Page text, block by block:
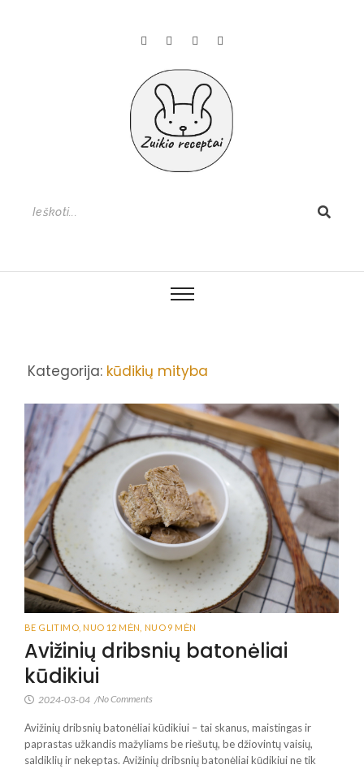
Kategorija: kūdikių mityba
BE GLITIMO NUO 12 MĖN NUO 9 MĖN
Avižinių dribsnių batonėliai
kūdikiui
2024-03-04 /No Comments
Avižinių dribsnių batonėliai kūdikiui – tai skanus, maistingas ir
paprastas užkandis mažyliams be riešutų, be džiovintų vaisių,
saldiklių ir nekeptas. Avižinių dribsnių batonėliai kūdikiui ne tik